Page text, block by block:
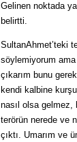
Gelinen noktada
belirtti.
SultanAhmet’teki
söylemiyorum
çıkarım bunu
kendi kalbine
nasıl olsa gelmez,
terörün nerede ve
çıktı. Umarım ve